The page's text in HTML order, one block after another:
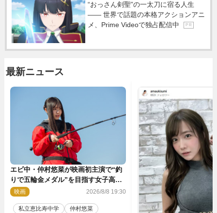
“おっさん剣聖”の一太刀に宿る人生
―― 世界で話題の本格アクションアニ
メ、Prime Videoで独占配信中
P R
最新ニュース
エビ中・仲村悠菜が映画初主演で“釣
りで五輪金メダル”を目指す女子高生
に！ 映画『つりこまち』今秋公開
映画 2026/8/8 19:30
私立恵比寿中学 仲村悠菜